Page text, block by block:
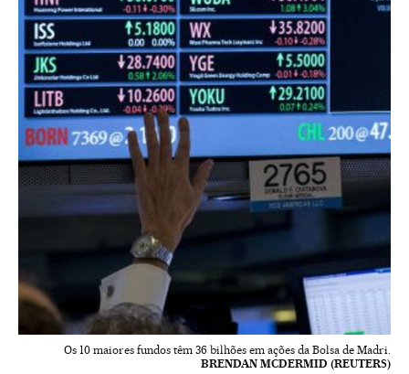
Os 10 maiores fundos têm 36 bilhões em ações da Bolsa de Madri.
BRENDAN MCDERMID (REUTERS)